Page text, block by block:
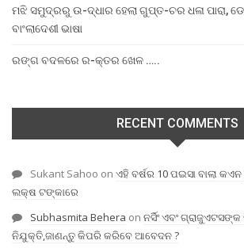
ମଝି ସମୁଦ୍ରରୁ ଉ-ଦ୍ଧାର ହେଲା ଗୁପ୍ତ-ଚର ଧଳା ପାରା,
ବାଂଲାଦେଶୀ ଭାଷା
ରଙ୍ଗ ବଦଳରେ ର-କ୍ତର ଖେଳ …..
RECENT COMMENTS
Sukant Sahoo on ଏହି ବର୍ଷର 10 ପଇସା ବାଲା
ଲକ୍ଷ ଟଙ୍କାରେ
Subhasmita Behera on ନର୍ସିଂ ଏବଂ
ନିଯୁକ୍ତି,ଜାଣନ୍ତୁ କିପରି କରିବେ ଆବେଦନ ?